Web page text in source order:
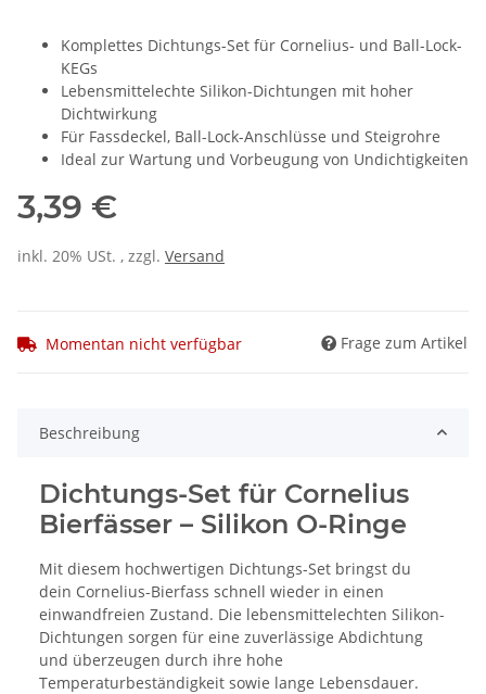
Komplettes Dichtungs-Set für Cornelius- und Ball-Lock-
KEGs
Lebensmittelechte Silikon-Dichtungen mit hoher
Dichtwirkung
Für Fassdeckel, Ball-Lock-Anschlüsse und Steigrohre
Ideal zur Wartung und Vorbeugung von Undichtigkeiten
3,39 €
inkl. 20% USt. , zzgl. Versand
Momentan nicht verfügbar Frage zum Artikel
Beschreibung
Dichtungs-Set für Cornelius
Bierfässer – Silikon O-Ringe
Mit diesem hochwertigen Dichtungs-Set bringst du
dein Cornelius-Bierfass schnell wieder in einen
einwandfreien Zustand. Die lebensmittelechten Silikon-
Dichtungen sorgen für eine zuverlässige Abdichtung
und überzeugen durch ihre hohe
Temperaturbeständigkeit sowie lange Lebensdauer.